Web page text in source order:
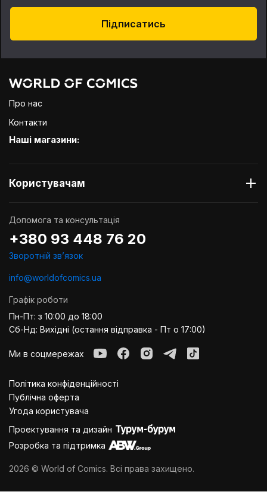
Підписатись
Про нас
Контакти
Наші магазини:
Користувачам
Допомога та консультація
+380 93 448 76 20
Зворотній звʼязок
info@worldofcomics.ua
Графік роботи
Пн-Пт: з 10:00 до 18:00
Сб-Нд: Вихідні (остання відправка - Пт о 17:00)
Ми в соцмережах
Політика конфіденційності
Публiчна оферта
Угода користувача
Проектування та дизайн
Розробка та підтримка
2026 © World of Comics. Всі права захищено.